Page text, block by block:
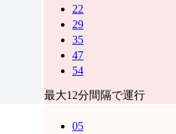
22
29
35
47
54
最大12分間隔で運行
05